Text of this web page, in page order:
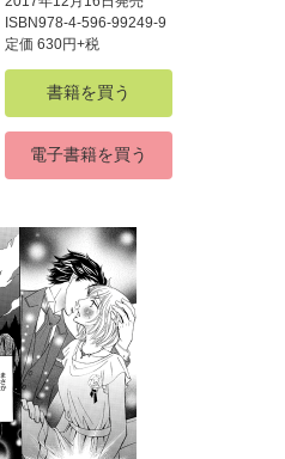
ISBN978-4-596-99249-9
定価 630円+税
書籍を買う
電子書籍を買う